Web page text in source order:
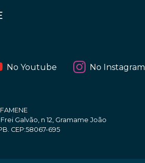
No Youtube No Instagram
Galvão, n 12, Gramame João
CEP:58067-695